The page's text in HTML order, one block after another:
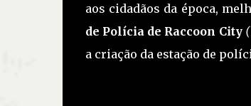
aos cidadãos da época,
de Polícia de Raccoon City (
a criação da estação de